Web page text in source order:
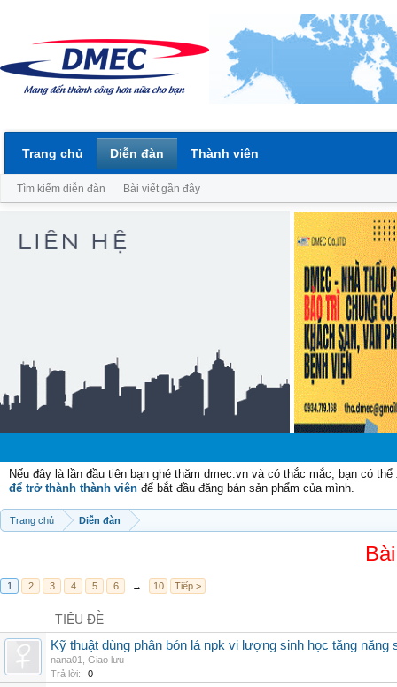
Nếu đây là lần đầu tiên bạn ghé thăm dmec.vn và có thắc mắc, bạn có
để trở thành thành viên để bắt đầu đăng bán sản phẩm của mình.
Trang chủ Diễn đàn
1 2 3 4 5 6 → 10 Tiếp >
TIÊU ĐỀ
Kỹ thuật dùng phân bón lá npk vi lượng sinh học tăng năng
nana01
Giao lưu
Trả lời:
0
Trang chủ Diễn đàn
Tìm kiếm diễn đàn Bài viết gần đây
Thành viên